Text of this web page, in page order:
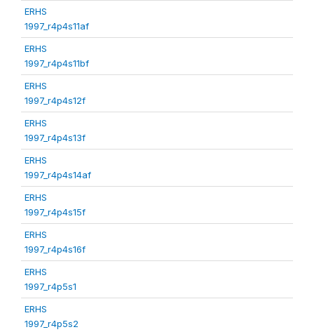
ERHS
1997_r4p4s11af
ERHS
1997_r4p4s11bf
ERHS
1997_r4p4s12f
ERHS
1997_r4p4s13f
ERHS
1997_r4p4s14af
ERHS
1997_r4p4s15f
ERHS
1997_r4p4s16f
ERHS
1997_r4p5s1
ERHS
1997_r4p5s2